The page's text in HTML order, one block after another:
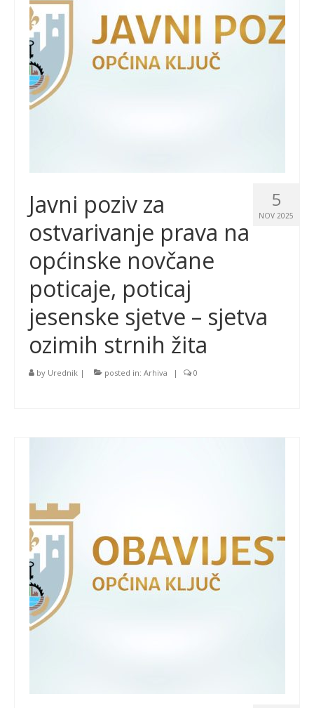
5
NOV 2025
Javni poziv za
ostvarivanje prava na
općinske novčane
poticaje, poticaj
jesenske sjetve – sjetva
ozimih strnih žita
by Urednik | posted in: Arhiva | 0